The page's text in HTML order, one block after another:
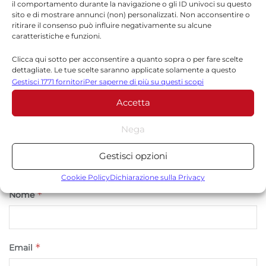
il comportamento durante la navigazione o gli ID univoci su questo
sito e di mostrare annunci (non) personalizzati. Non acconsentire o
ritirare il consenso può influire negativamente su alcune
caratteristiche e funzioni.
Clicca qui sotto per acconsentire a quanto sopra o per fare scelte
dettagliate. Le tue scelte saranno applicate solamente a questo
sito. È possibile modificare le impostazioni in qualsiasi momento,
compreso il ritiro del consenso, utilizzando i pulsanti della Cookie
Policy o cliccando sul pulsante di gestione del consenso nella parte
inferiore dello schermo.
Statistiche
Archiviare informazioni su dispositivo e/o accedervi, Misurare le
prestazioni degli annunci, Misurare le prestazioni dei contenuti,
combinazione di dati provenienti da fonti diverse.
Marketing
Archiviare informazioni su dispositivo e/o accedervi, Utilizzare
Gestisci 1771 fornitoriPer saperne di più su questi scopi
Accetta
Nega
Gestisci opzioni
Cookie PolicyDichiarazione sulla Privacy
Il tuo indirizzo email non sarà pubblicato. I campi
obbligatori sono contrassegnati*
Nome*
Email *